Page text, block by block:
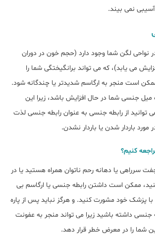
نمی بیند.
نواحی لگن شما وجود دارد (حجم خون در دوران
30٪ تا 50٪ افزایش می یابد)، که می تواند برانگیختگی شما را
است منجر به ارگاسم شدیدتر یا چندگانه شود.
جنسی شما در حال افزایش باشد، زیرا این
توانید از رابطه جنسی به عنوان رابطه جنسی لذت
مورد باردار شدن یا باردار نشدن.
کنیم؟
سرراهی یا دهانه رحم ناتوان همراه هستید یا در
ممکن است داشتن رابطه جنسی یا ارگاسم بی
با پزشک خود مشورت کنید. و هرگز نباید پس از پاره
داشته باشید زیرا می تواند منجر به عفونت
شما را در معرض خطر قرار دهد.